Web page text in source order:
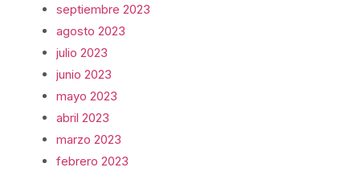
septiembre 2023
agosto 2023
julio 2023
junio 2023
mayo 2023
abril 2023
marzo 2023
febrero 2023